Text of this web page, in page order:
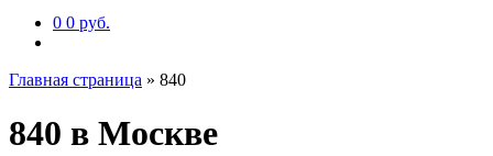
0 0 руб.
Главная страница » 840
840 в Москве